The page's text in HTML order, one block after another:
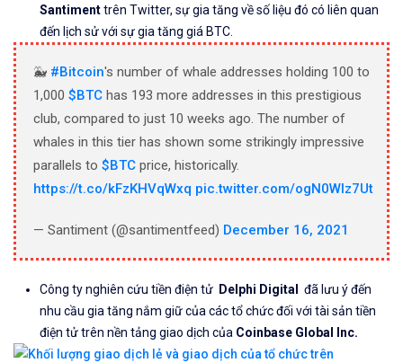
Santimenttrên Twitter, sự gia tăng về số liệu đó có liên quan
đến lịch sử với sự gia tăng giá BTC.
🐳 #Bitcoin's number of whale addresses holding 100 to
1,000 $BTC has 193 more addresses in this prestigious
club, compared to just 10 weeks ago. The number of
whales in this tier has shown some strikingly impressive
parallels to $BTC price, historically.
https://t.co/kFzKHVqWxq pic.twitter.com/ogN0WIz7Ut
— Santiment (@santimentfeed) December 16, 2021
Công ty nghiên cứu tiền điện tử Delphi Digital
đã lưu ý đến
nhu cầu gia tăng nắm giữ của các tổ chức đối với tài sản tiền
điện tử trên nền tảng giao dịch của Coinbase Global Inc.